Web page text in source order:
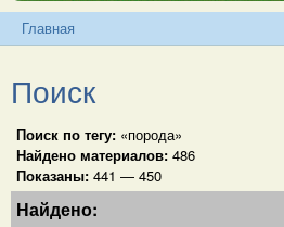
Главная
Поиск
Поиск по тегу: «порода»
Найдено материалов: 486
Показаны: 441 — 450
Найдено: